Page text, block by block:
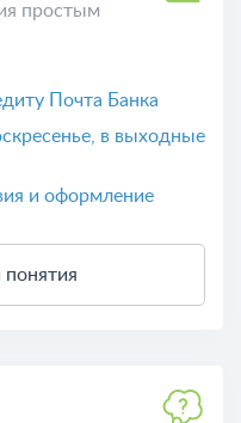
простым
Почта Банка
в выходные
и оформление